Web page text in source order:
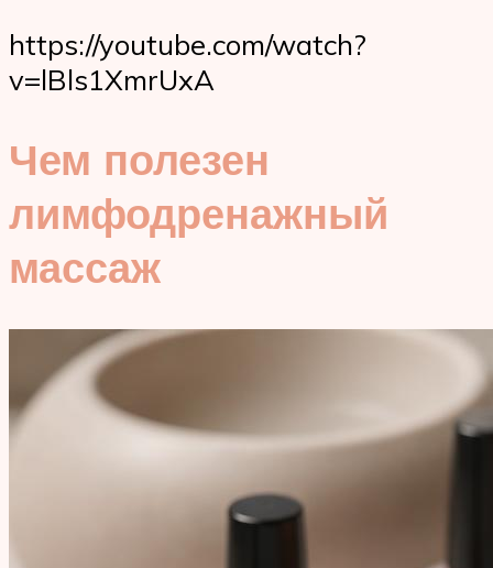
https://youtube.com/watch?
v=lBls1XmrUxA
Чем полезен
лимфодренажный
массаж